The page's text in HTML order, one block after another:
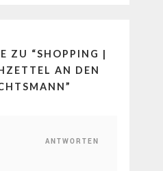
ZU “SHOPPING |
AN DEN
”
ANTWORTEN